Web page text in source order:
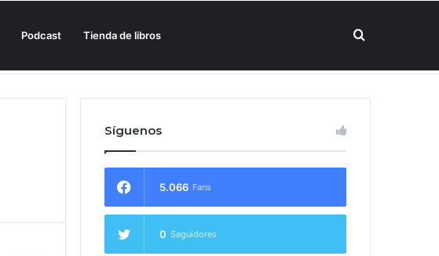
Podcast Tienda de libros Buscar
Síguenos
5.066 Fans
0 Seguidores